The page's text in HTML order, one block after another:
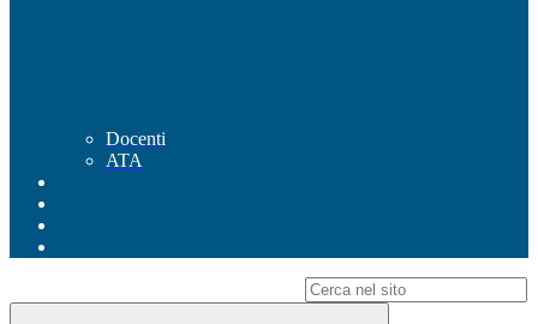
Docenti
ATA